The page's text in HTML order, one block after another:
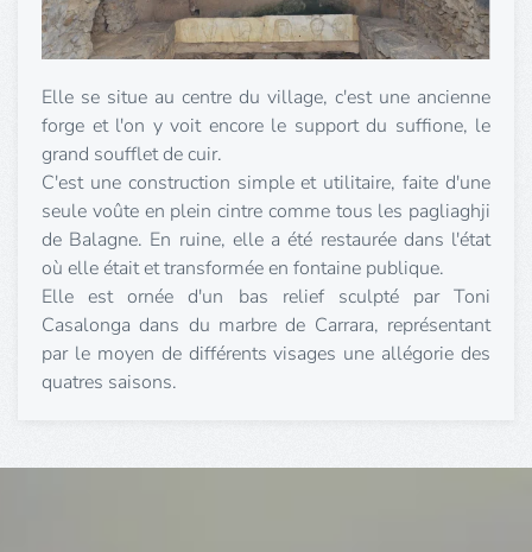
Elle se situe au centre du village, c'est une ancienne
forge et l'on y voit encore le support du suffione, le
grand soufflet de cuir.
C'est une construction simple et utilitaire, faite d'une
seule voûte en plein cintre comme tous les pagliaghji
de Balagne. En ruine, elle a été restaurée dans l'état
où elle était et transformée en fontaine publique.
Elle est ornée d'un bas relief sculpté par Toni
Casalonga dans du marbre de Carrara, représentant
par le moyen de différents visages une allégorie des
quatres saisons.